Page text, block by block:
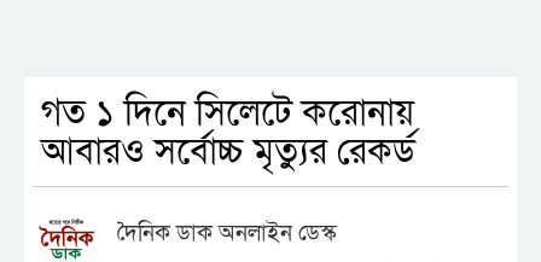
গত ১ দিনে সিলেটে করোনায়
আবারও সর্বোচ্চ মৃত্যুর রেকর্ড
দৈনিক ডাক অনলাইন ডেস্ক